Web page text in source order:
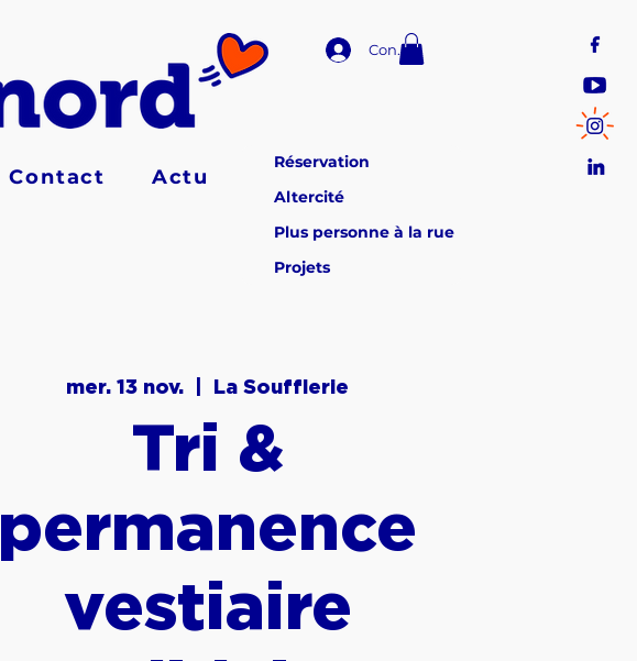
Connexion
Contact Actu
Réservation
Altercité
Plus personne à la rue
Projets
mer. 13 nov. La Soufflerie
Tri &
permanence
vestiaire